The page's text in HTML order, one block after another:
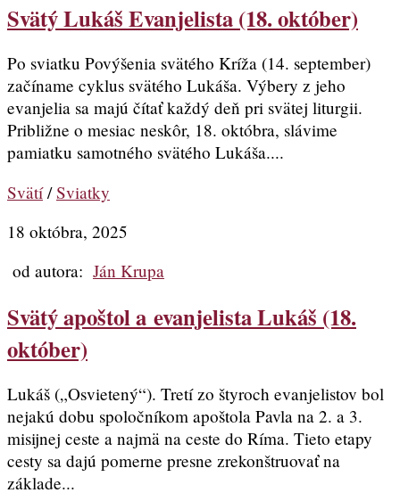
Svätý Lukáš Evanjelista (18. október)
Po sviatku Povýšenia svätého Kríža (14. september)
začíname cyklus svätého Lukáša. Výbery z jeho
evanjelia sa majú čítať každý deň pri svätej liturgii.
Približne o mesiac neskôr, 18. októbra, slávime
pamiatku samotného svätého Lukáša....
Svätí/Sviatky
18 októbra, 2025
od autora: Ján Krupa
Svätý apoštol a evanjelista Lukáš (18.
október)
Lukáš („Osvietený“). Tretí zo štyroch evanjelistov bol
nejakú dobu spoločníkom apoštola Pavla na 2. a 3.
misijnej ceste a najmä na ceste do Ríma. Tieto etapy
cesty sa dajú pomerne presne zrekonštruovať na
základe...